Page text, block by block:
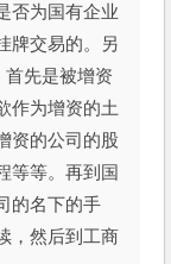
否为国有企业
牌交易的。另
首先是被增资
作为增资的土
资的公司的股
等等。再到国
的名下的手
，然后到工商